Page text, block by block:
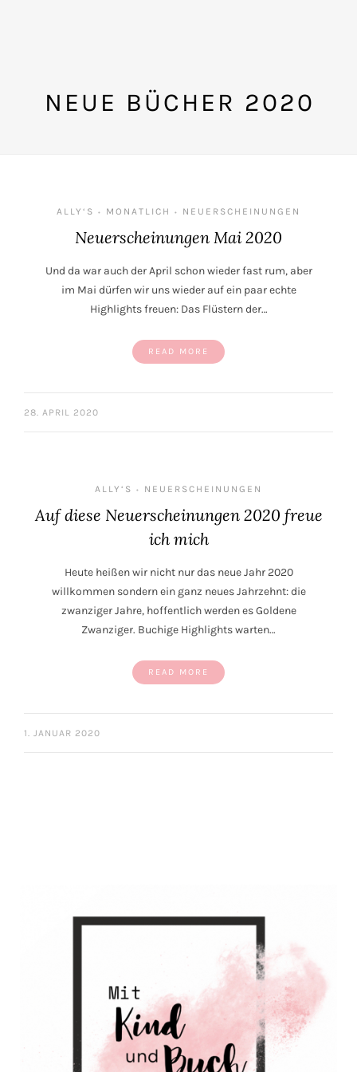
NEUE BÜCHER 2020
ALLY‘S • MONATLICH • NEUERSCHEINUNGEN
Neuerscheinungen Mai 2020
Und da war auch der April schon wieder fast rum, aber
im Mai dürfen wir uns wieder auf ein paar echte
Highlights freuen: Das Flüstern der…
READ MORE
28. APRIL 2020
ALLY‘S • NEUERSCHEINUNGEN
Auf diese Neuerscheinungen 2020 freue
ich mich
Heute heißen wir nicht nur das neue Jahr 2020
willkommen sondern ein ganz neues Jahrzehnt: die
zwanziger Jahre, hoffentlich werden es Goldene
Zwanziger. Buchige Highlights warten…
READ MORE
1. JANUAR 2020